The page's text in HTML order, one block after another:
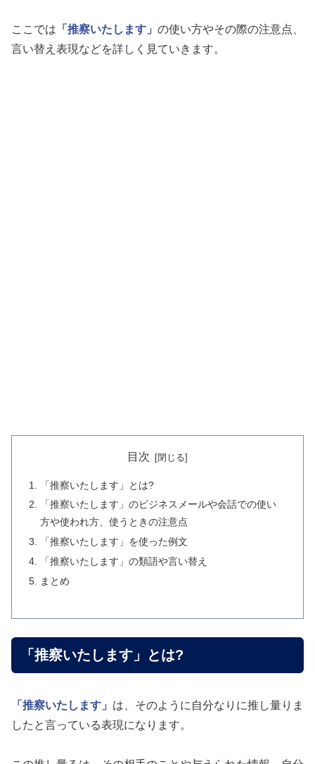
ここでは 「推察いたします」 の使い方やその際の注意点、
言い替え表現などを詳しく見ていきます。
目次
「推察いたします」とは?
「推察いたします」のビジネスメールや会話での使い
方や使われ方、使うときの注意点
「推察いたします」を使った例文
「推察いたします」の類語や言い替え
まとめ
「推察いたします」とは?
「推察いたします」 は、そのように自分なりに推し量りま
したと言っている表現になります。